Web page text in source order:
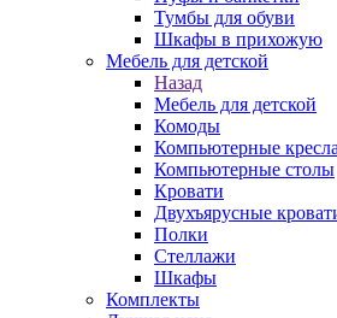
Тумбы для обуви
Шкафы в прихожую
Мебель для детской
Назад
Мебель для детской
Комоды
Компьютерные
Компьютерные столы
Кровати
Двухъярусные
Полки
Стеллажи
Шкафы
Комплекты